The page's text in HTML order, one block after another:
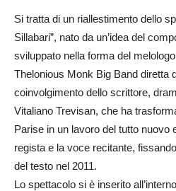
Si tratta di un riallestimento dello
Sillabari”, nato da un’idea del
sviluppato nella forma del
Thelonious Monk Big Band diretta
coinvolgimento dello scrittore,
Vitaliano Trevisan, che ha
Parise in un lavoro del tutto nuovo
regista e la voce recitante,
del testo nel 2011.
Lo spettacolo si è inserito